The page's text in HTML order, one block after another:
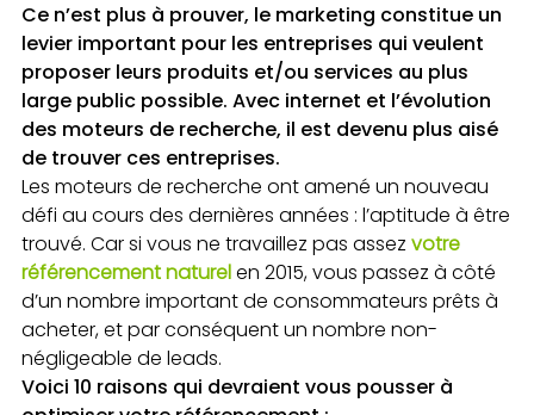
Ce n’est plus à prouver, le marketing constitue un
levier important pour les entreprises qui veulent
proposer leurs produits et/ou services au plus
large public possible. Avec internet et l’évolution
des moteurs de recherche, il est devenu plus aisé
de trouver ces entreprises.
Les moteurs de recherche ont amené un nouveau
défi au cours des dernières années : l’aptitude à être
trouvé. Car si vous ne travaillez pas assez votre
référencement naturelen 2015, vous passez à côté
d’un nombre important de consommateurs prêts à
acheter, et par conséquent un nombre non-
négligeable de leads.
Voici 10 raisons qui devraient vous pousser à